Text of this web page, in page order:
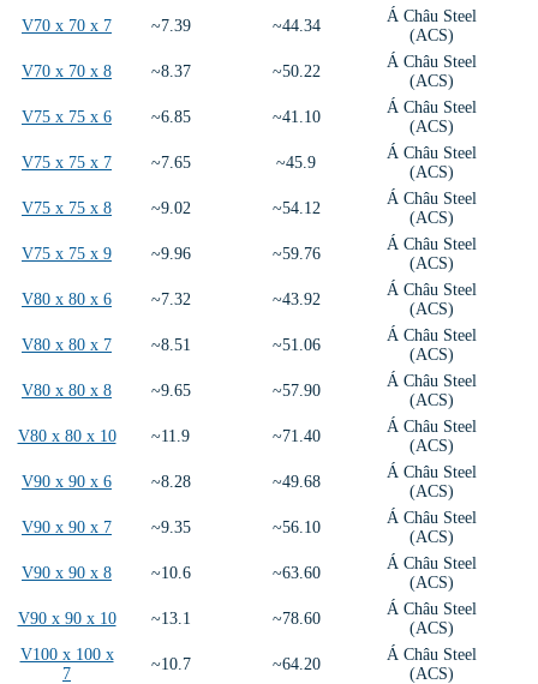
V70 x 70 x 7
~7.39 ~44.34
Á Châu Steel
(ACS)
V70 x 70 x 8
~8.37 ~50.22
Á Châu Steel
(ACS)
V75 x 75 x 6
~6.85 ~41.10
Á Châu Steel
(ACS)
V75 x 75 x 7
~7.65 ~45.9
Á Châu Steel
(ACS)
V75 x 75 x 8
~9.02 ~54.12
Á Châu Steel
(ACS)
V75 x 75 x 9
~9.96 ~59.76
Á Châu Steel
(ACS)
V80 x 80 x 6
~7.32 ~43.92
Á Châu Steel
(ACS)
V80 x 80 x 7
~8.51 ~51.06
Á Châu Steel
(ACS)
V80 x 80 x 8
~9.65 ~57.90
Á Châu Steel
(ACS)
V80 x 80 x 10
~11.9 ~71.40
Á Châu Steel
(ACS)
V90 x 90 x 6
~8.28 ~49.68
Á Châu Steel
(ACS)
V90 x 90 x 7
~9.35 ~56.10
Á Châu Steel
(ACS)
V90 x 90 x 8
~10.6 ~63.60
Á Châu Steel
(ACS)
V90 x 90 x 10
~13.1 ~78.60
Á Châu Steel
(ACS)
V100 x 100 x
7
~10.7 ~64.20
Á Châu Steel
(ACS)